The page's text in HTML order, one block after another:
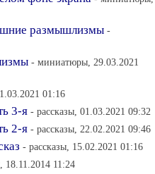
размышлизмы -
- миниатюры, 29.03.2021
01:16
3-я - рассказы, 01.03.2021 09:32
2-я - рассказы, 22.02.2021 09:46
- рассказы, 15.02.2021 01:16
11:24